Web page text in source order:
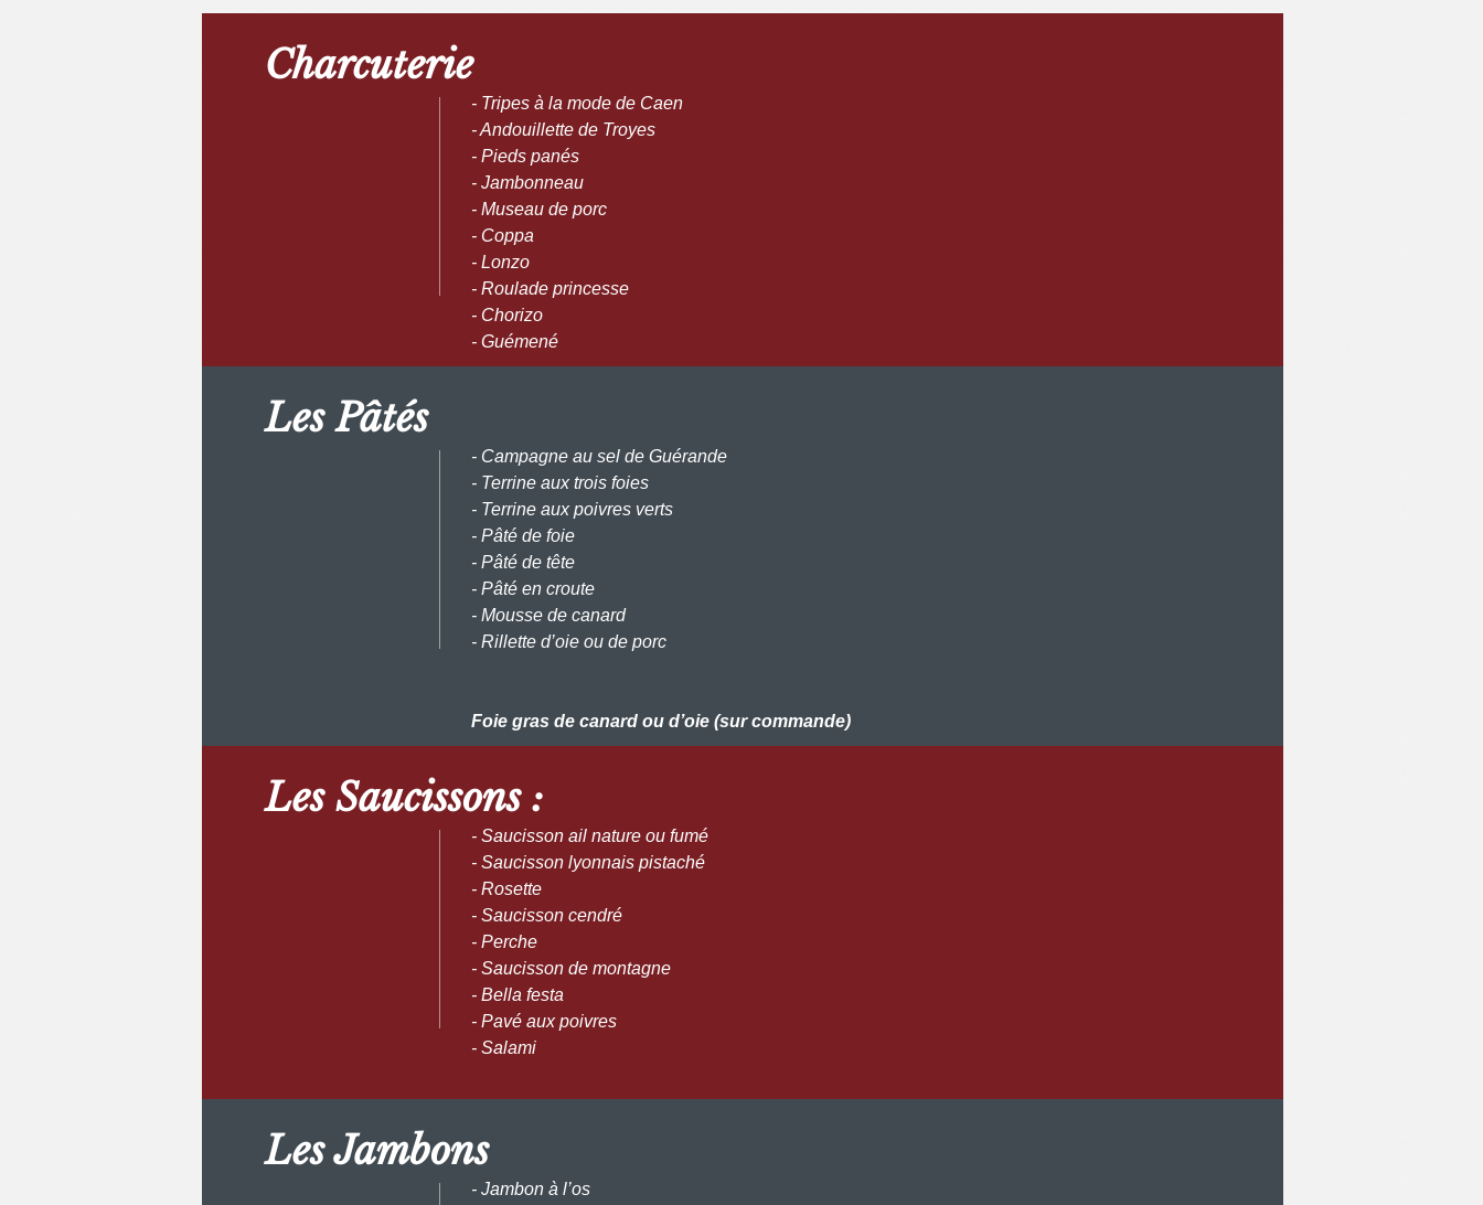
Charcuterie
- Tripes à la mode de Caen
- Andouillette de Troyes
- Pieds panés
- Jambonneau
- Museau de porc
- Coppa
- Lonzo
- Roulade princesse
- Chorizo
- Guémené
Les Pâtés
- Campagne au sel de Guérande
- Terrine aux trois foies
- Terrine aux poivres verts
- Pâté de foie
- Pâté de tête
- Pâté en croute
- Mousse de canard
- Rillette d’oie ou de porc
Foie gras de canard ou d’oie (sur commande)
Les Saucissons :
- Saucisson ail nature ou fumé
- Saucisson lyonnais pistaché
- Rosette
- Saucisson cendré
- Perche
- Saucisson de montagne
- Bella festa
- Pavé aux poivres
- Salami
Les Jambons
- Jambon à l’os